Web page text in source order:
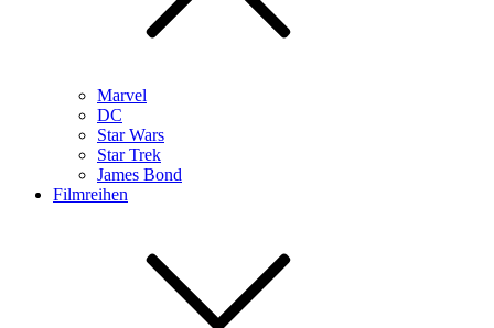
Marvel
DC
Star Wars
Star Trek
James Bond
Filmreihen